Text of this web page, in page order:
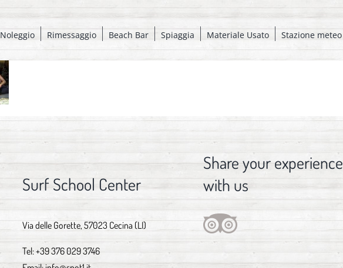
Noleggio Rimessaggio Beach Bar Spiaggia Materiale Usato Stazione meteo
Surf School Center
Via delle Gorette, 57023 Cecina (LI)
Tel:+39 376 029 3746
Share your experience
with us